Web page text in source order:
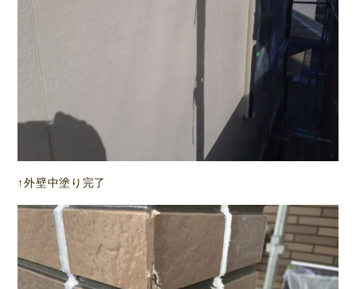
↑外壁中塗り完了